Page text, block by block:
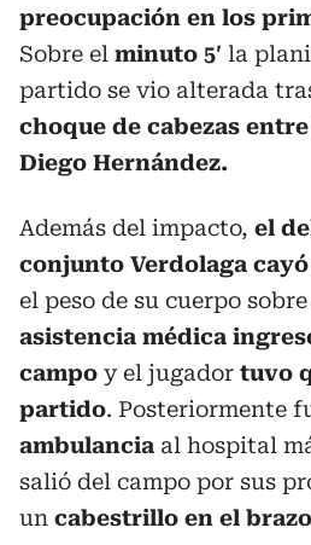
preocupación en los
Sobre el minuto 5′ la
partido se vio alterada
choque de cabezas
Diego Hernández.
Además del impacto, el
conjunto Verdolaga
el peso de su cuerpo
asistencia médica
campo y el jugador tuvo
partido. Posteriormente
ambulancia al hospital
salió del campo por sus
un cabestrillo en el